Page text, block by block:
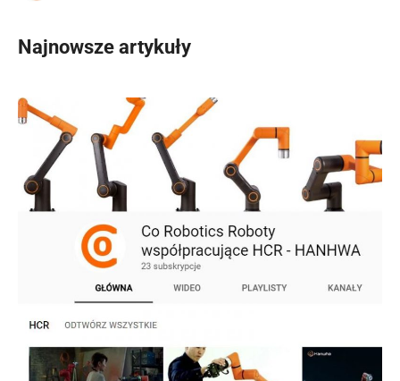
Najnowsze artykuły